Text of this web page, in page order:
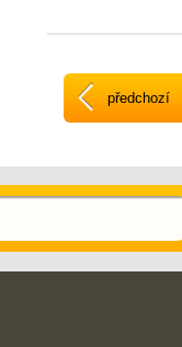
předchozí